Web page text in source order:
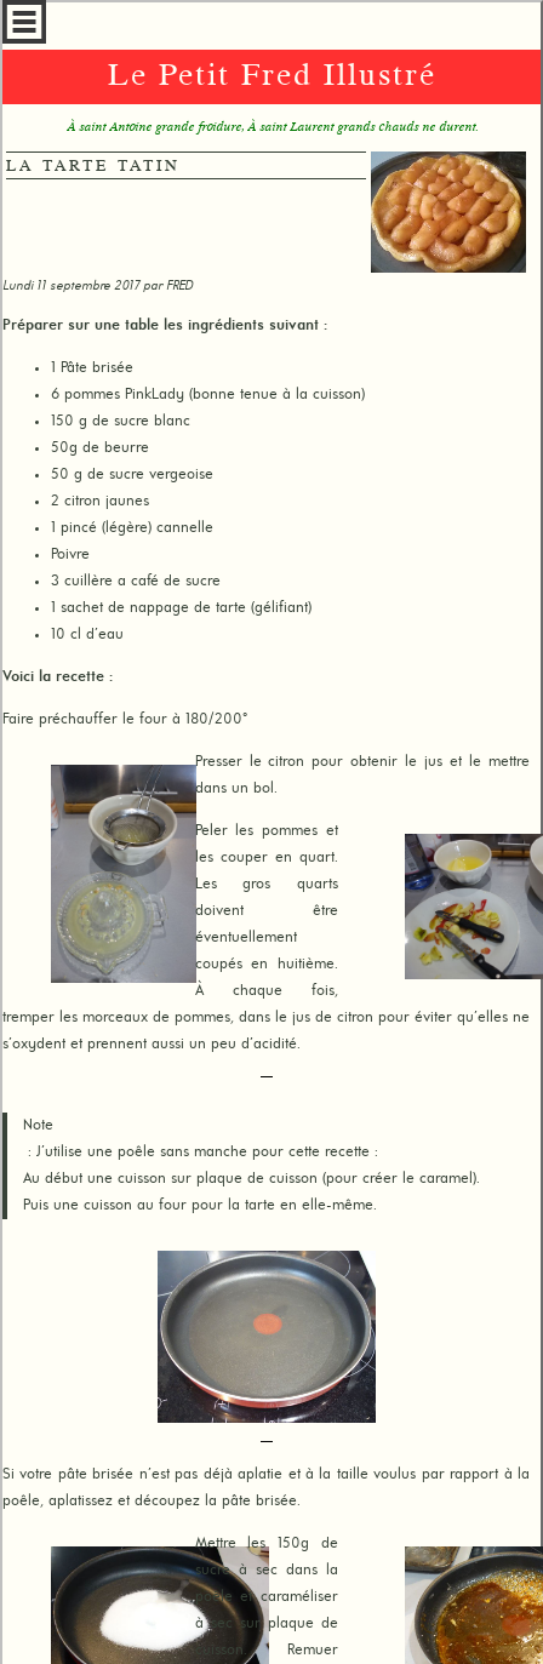
Le Petit Fred Illustré
À saint Antoine grande froidure, À saint Laurent grands chauds ne durent.
LA TARTE TATIN
Lundi 11 septembre 2017 parFRED
Préparer sur une table les ingrédients suivant :
1 Pâte brisée
6 pommes PinkLady (bonne tenue à la cuisson)
150 g de sucre blanc
50g de beurre
50 g de sucre vergeoise
2 citron jaunes
1 pincé (légère) cannelle
Poivre
3 cuillère a café de sucre
1 sachet de nappage de tarte (gélifiant)
10 cl d’eau
Voici la recette :
Faire préchauffer le four à 180/200°
Presser le citron pour obtenir le jus et le mettre
dans un bol.
Peler les pommes et
les couper en quart.
Les gros quarts
doivent être
éventuellement
coupés en huitième.
À chaque fois,
tremper les morceaux de pommes, dans le jus de citron pour éviter qu’elles ne
s’oxydent et prennent aussi un peu d’acidité.
Note
: J’utilise une poêle sans manche pour cette recette :
Au début une cuisson sur plaque de cuisson (pour créer le caramel).
Puis une cuisson au four pour la tarte en elle-même.
Si votre pâte brisée n’est pas déjà aplatie et à la taille voulus par rapport à la
poêle, aplatissez et découpez la pâte brisée.
Mettre les 150g de
sucre à sec dans la
poêle et caraméliser
à sec sur plaque de
cuisson. Remuer